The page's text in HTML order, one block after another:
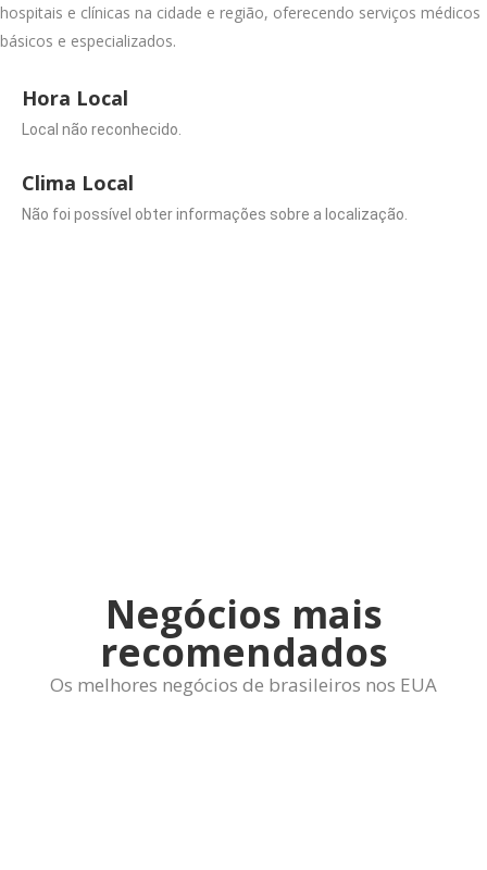
hospitais e clínicas na cidade e região, oferecendo serviços médicos
básicos e especializados.
Hora Local
Local não reconhecido.
Clima Local
Não foi possível obter informações sobre a localização.
Negócios mais
recomendados
Os melhores negócios de brasileiros nos EUA